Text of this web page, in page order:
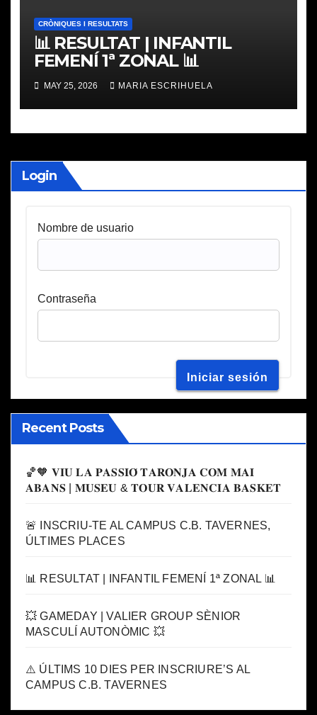
CRÒNIQUES I RESULTATS
📊 RESULTAT | INFANTIL
FEMENÍ 1ª ZONAL 📊
MAY 25, 2026 MARIA ESCRIHUELA
Login
Nombre de usuario
Contraseña
Recent Posts
🏀🧡 𝐕𝐈𝐔 𝐋𝐀 𝐏𝐀𝐒𝐒𝐈𝐎́ 𝐓𝐀𝐑𝐎𝐍𝐉𝐀 𝐂𝐎𝐌 𝐌𝐀𝐈
𝐀𝐁𝐀𝐍𝐒 | 𝐌𝐔𝐒𝐄𝐔 & 𝐓𝐎𝐔𝐑 𝐕𝐀𝐋𝐄𝐍𝐂𝐈𝐀 𝐁𝐀𝐒𝐊𝐄𝐓
🚨 INSCRIU-TE AL CAMPUS C.B. TAVERNES,
ÚLTIMES PLACES
📊 RESULTAT | INFANTIL FEMENÍ 1ª ZONAL 📊
💥 GAMEDAY | VALIER GROUP SÈNIOR
MASCULÍ AUTONÒMIC 💥
⚠️ ÚLTIMS 10 DIES PER INSCRIURE’S AL
CAMPUS C.B. TAVERNES